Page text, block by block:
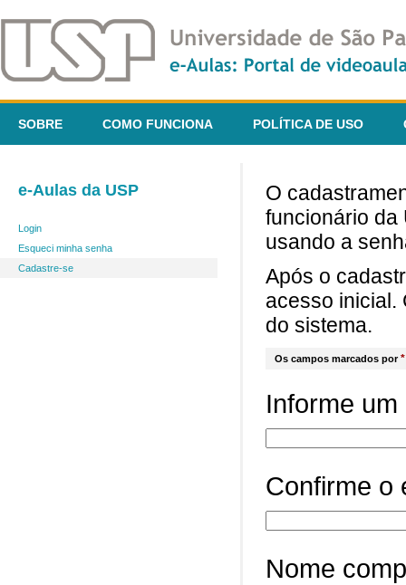
SOBRE COMO FUNCIONA POLÍTICA DE USO
e-Aulas da USP
Login
Esqueci minha senha
Cadastre-se
O
funcionário da
usando a
Após o
acesso inicial.
do sistema.
Os campos marcados por*
Informe
Confirme o
Nome